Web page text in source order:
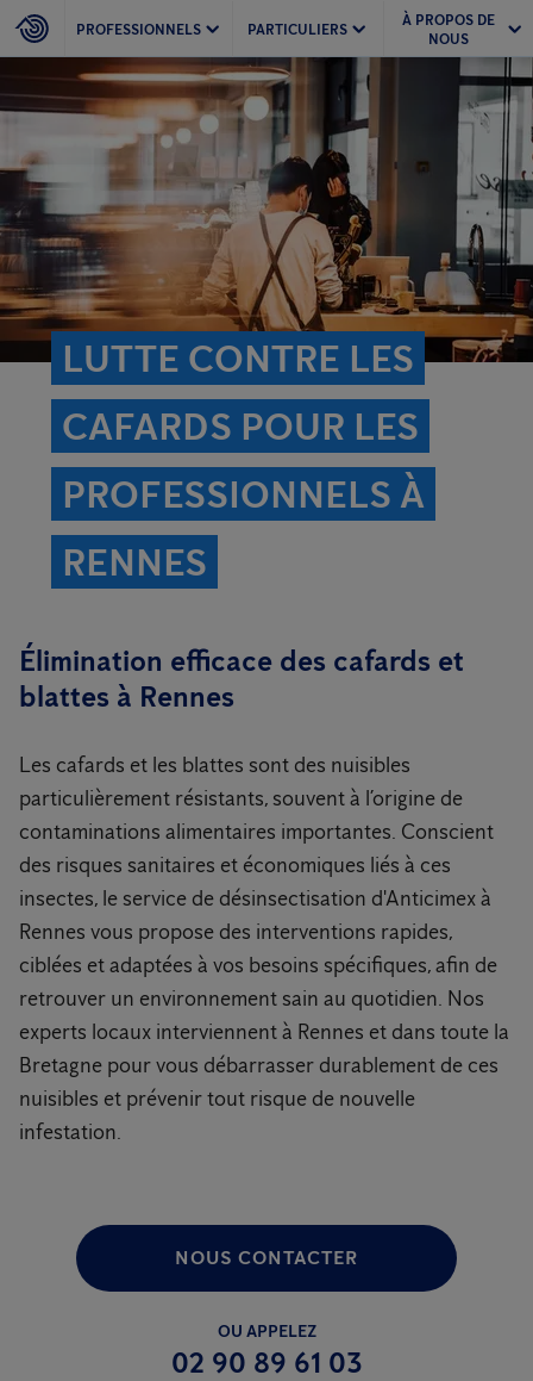
PROFESSIONNELS PARTICULIERS
À PROPOS DE
NOUS
LUTTE CONTRE LES
CAFARDS POUR LES
PROFESSIONNELS À
RENNES
Élimination efficace des cafards et
blattes à Rennes
Les cafards et les blattes sont des nuisibles
particulièrement résistants, souvent à l’origine de
contaminations alimentaires importantes. Conscient
des risques sanitaires et économiques liés à ces
insectes, le service de désinsectisation d'Anticimex à
Rennes vous propose des interventions rapides,
ciblées et adaptées à vos besoins spécifiques, afin de
retrouver un environnement sain au quotidien. Nos
experts locaux interviennent à Rennes et dans toute la
Bretagne pour vous débarrasser durablement de ces
nuisibles et prévenir tout risque de nouvelle
infestation.
NOUS CONTACTER
OU APPELEZ
02 90 89 61 03